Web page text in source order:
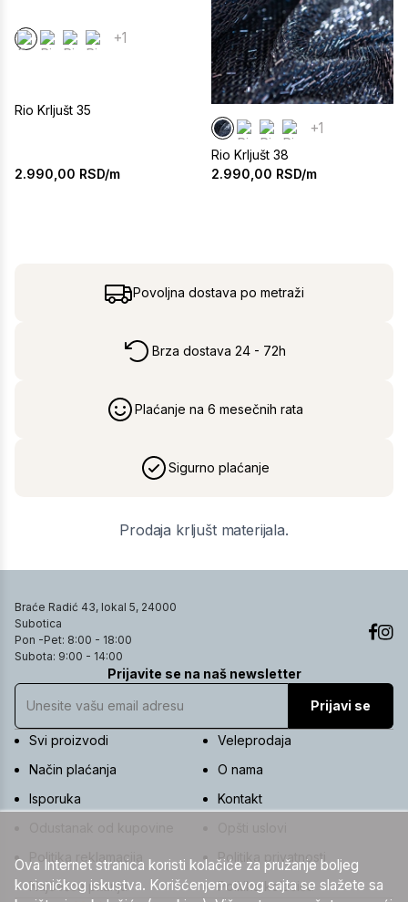
+1
Rio Krljušt 35
2.990,00 RSD/m
+1
Rio Krljušt 38
2.990,00 RSD/m
Povoljna dostava po metraži
Brza dostava 24 - 72h
Plaćanje na 6 mesečnih rata
Sigurno plaćanje
Prodaja krljušt materijala.
Braće Radić 43, lokal 5, 24000
Subotica
Pon -Pet: 8:00 - 18:00
Subota: 9:00 - 14:00
Prijavite se na naš newsletter
Prijavi se
Svi proizvodi
Veleprodaja
Način plaćanja
O nama
Isporuka
Kontakt
Politika reklamacija
Politika privatnosti
Najčešća pitanja
Politika kolačića
Ova Internet stranica koristi kolačiće za pružanje boljeg
korisničkog iskustva. Korišćenjem ovog sajta se slažete sa